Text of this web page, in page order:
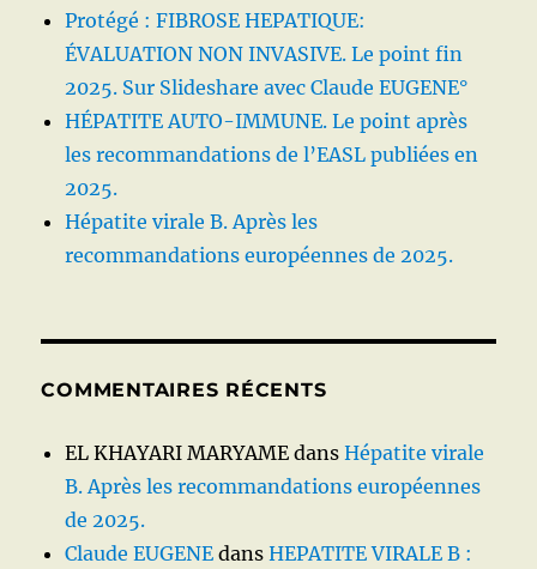
Protégé : FIBROSE HEPATIQUE:
ÉVALUATION NON INVASIVE. Le point fin
2025. Sur Slideshare avec Claude EUGENE°
HÉPATITE AUTO-IMMUNE. Le point après
les recommandations de l’EASL publiées en
2025.
Hépatite virale B. Après les
recommandations européennes de 2025.
COMMENTAIRES RÉCENTS
EL KHAYARI MARYAME dansHépatite virale
B. Après les recommandations européennes
de 2025.
Claude EUGENE dansHEPATITE VIRALE B :